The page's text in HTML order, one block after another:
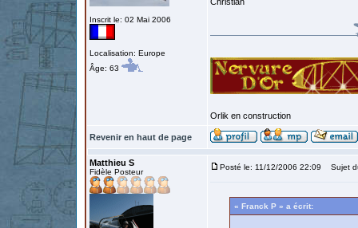
Inscrit le: 02 Mai 2006
Localisation: Europe
Âge: 63
Orlik en construction
Revenir en haut de page
Matthieu S
Fidèle Posteur
Posté le: 11/12/2006 22:09 Sujet
« Franck P » a écrit: